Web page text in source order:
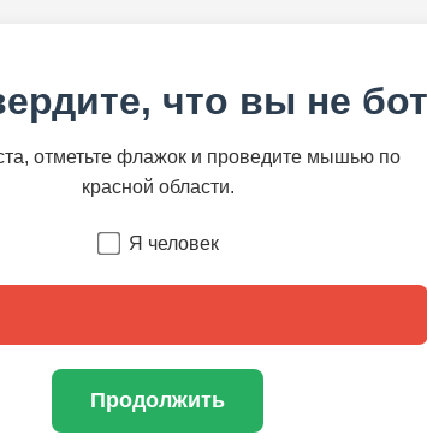
что вы не бот
отметьте флажок и проведите мышью по
красной области.
Я человек
Продолжить